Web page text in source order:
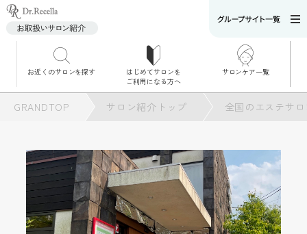
お近くのサロンを探す
はじめてサロンを
ご利用になる方へ
サロンケア一覧
ュー
施術別で探す
お悩み別で探す
角質ケア｜ポレーシ
ョン
GRANDTOP サロン紹介トップ 全国のエステサ